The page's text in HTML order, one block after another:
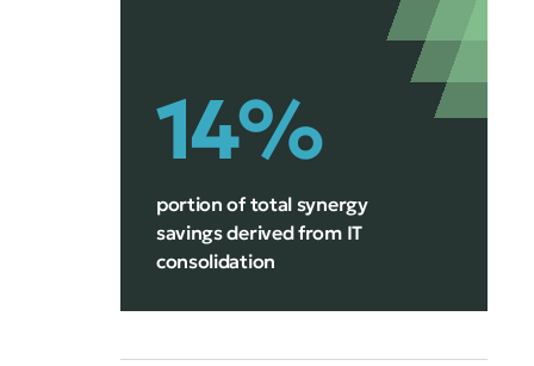
14%
portion of total synergy
savings derived from IT
consolidation